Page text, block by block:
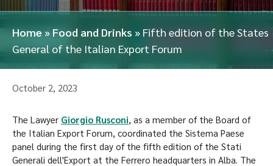
Home» Food and Drinks » Fifth edition of the States
General of the Italian Export Forum
October 2, 2023
The Lawyer Giorgio Rusconi, as a member of the Board of
the Italian Export Forum, coordinated the Sistema Paese
panel during the first day of the fifth edition of the Stati
Generali dell'Export at the Ferrero headquarters in Alba. The